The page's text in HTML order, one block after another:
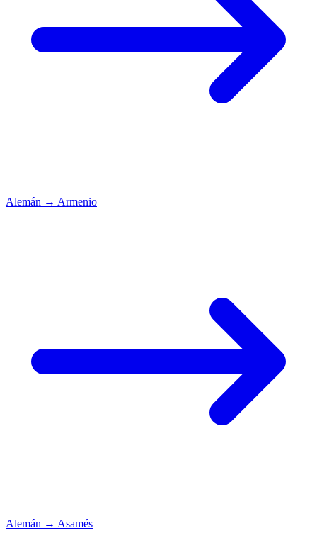
Alemán → Armenio
Alemán → Asamés